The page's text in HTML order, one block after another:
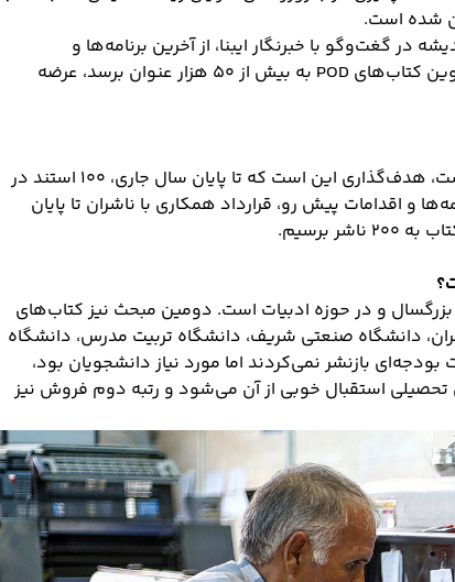
شده است.
گغت‌وگو با خبرنگار ایبنا، از آخرین برنامه‌ها و
رویکردهای توسعه‌محور خود خبر داد و گفت در صورتی که عناوین کتاب‌های POD به بیش از ۵۰ هزار عنوان برسد، عرضه
تاکنون ۶۳ استند در ۶۳ کتابفروشی و ۱۱ استان جانمایی شده است، هدف‌گذاری این است که تا پایان سال جاری، ۱۰۰ استند در
و اقدامات پیش رو، قرارداد همکاری با ناشران تا پایان
و در حوزه ادبیات است. دومین مبحث نیز کتاب‌های
دانشگاه صنعتی شریف، دانشگاه تربیت مدرس، دانشگاه
بازنشر نمی‌کردند اما مورد نیاز دانشجویان بود،
تحصیلی استقبال خوبی از آن می‌شود و رتبه دوم فروش نیز